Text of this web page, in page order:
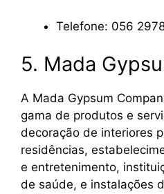
Telefone: 056
5. Mada
A Mada Gypsum
gama de produtos e
decoração de interiores
residências,
e entretenimento,
de saúde, e instalações